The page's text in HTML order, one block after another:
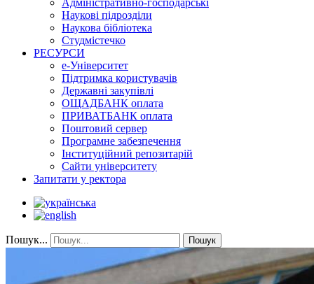
Наукові підрозділи
Наукова бібліотека
Студмістечко
РЕСУРСИ
е-Університет
Підтримка користувачів
Державні закупівлі
ОЩАДБАНК оплата
ПРИВАТБАНК оплата
Поштовий сервер
Програмне забезпечення
Інституційний репозитарій
Сайти університету
Запитати у ректора
Пошук... Пошук